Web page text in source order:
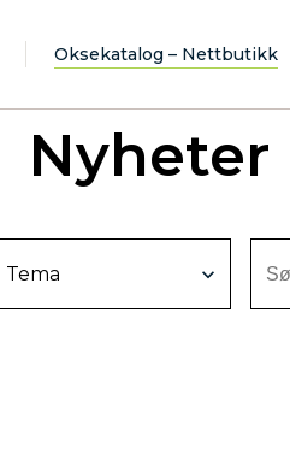
Oksekatalog – Nettbutikk
Nyheter
Tema